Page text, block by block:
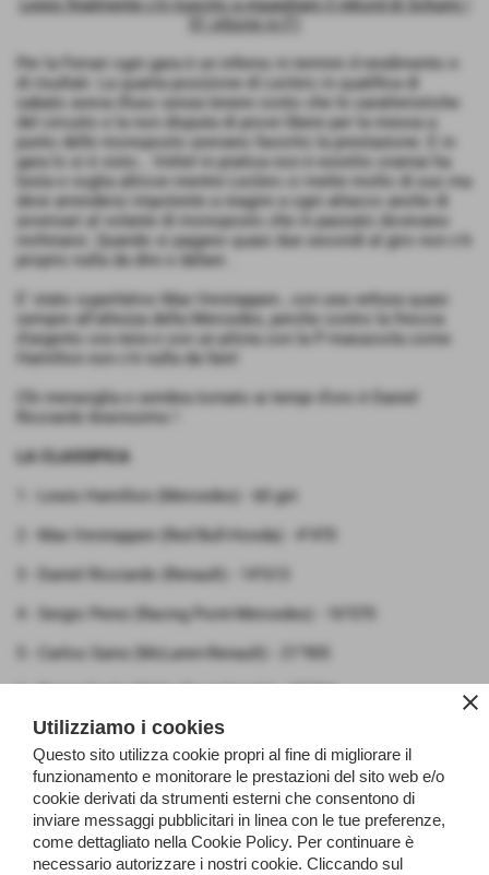
Lewis finalmente c'è riuscito a eguagliare il rekord di Schumi !
91 vittorie in F1
Per la Ferrari ogni gara è un inferno in termini d rendimento e
di risultati. La quarta posizione di Leclerc in qualifica di
sabato aveva illuso senza tenere conto che le caratteristiche
del circuito e la non disputa di prove libere per la messa a
punto delle monoposto avevano favorito la prestazione. E in
gara lo si è visto… Vettel in pratica non è esistito oramai ha
testa e voglia altrove mentre Leclerc ci mette molto di suo ma
deve arrendersi impotente a reagire a ogni attacco anche di
avversari al volante di monoposto che in passato dovevano
inchinarsi. Quando si pagano quasi due secondi al giro non c’è
proprio nulla da dire e dafare .
E' stato superlativo Max Verstappen , con una vettura quasi
sempre all'altezza della Mercedes, perche contro la freccia
d'argento ora nera e con un pilota con la P maiuscola come
Hamilton non c'è nulla da fare!
Chi meraviglia e sembra tornato ai tempi d'oro è Daniel
Ricciardo bravissimo !
LA CLASSIFICA
1 - Lewis Hamilton (Mercedes) - 60 giri
2 - Max Verstappen (Red Bull-Honda) - 4"470
3 - Daniel Ricciardo (Renault) - 14"613
4 - Sergio Perez (Racing Point-Mercedes) - 16"070
5 - Carlos Sainz (McLaren-Renault) - 21"905
7 - Charles Leclerc (Ferrari) - 30"814
8 - Nico Hulkenberg (Racing Point-Mercedes) - 32"596
9 - Romain Grosjean (Haas-Ferrari) - 39"081
10 - Antonio Giovinazzi (Alfa Romeo-Ferrari) - 40"035
close
Utilizziamo i cookies
Questo sito utilizza cookie propri al fine di migliorare il
funzionamento e monitorare le prestazioni del sito web e/o
cookie derivati da strumenti esterni che consentono di
inviare messaggi pubblicitari in linea con le tue preferenze,
come dettagliato nella Cookie Policy. Per continuare è
necessario autorizzare i nostri cookie. Cliccando sul